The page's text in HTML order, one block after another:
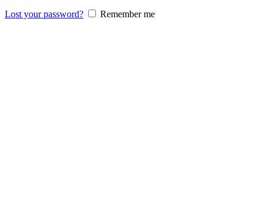
Lost your password? Remember me